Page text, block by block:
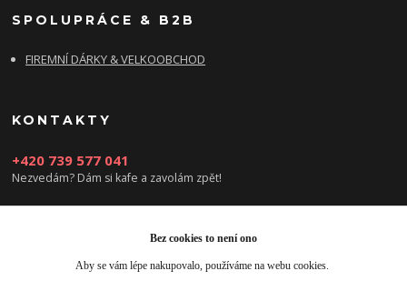
SPOLUPRÁCE & B2B
FIREMNÍ DÁRKY & VELKOOBCHOD
KONTAKTY
+420 739 577 041
Nezvedám? Dám si kafe a zavolám zpět!
info@damsikafe.cz
Bez cookies to není ono
Aby se vám lépe nakupovalo, používáme na webu cookies.